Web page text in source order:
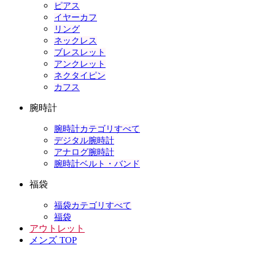
ピアス
イヤーカフ
リング
ネックレス
ブレスレット
アンクレット
ネクタイピン
カフス
腕時計
腕時計カテゴリすべて
デジタル腕時計
アナログ腕時計
腕時計ベルト・バンド
福袋
福袋カテゴリすべて
福袋
アウトレット
メンズ TOP